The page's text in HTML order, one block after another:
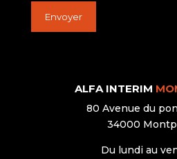
ALFA INTERIM
80 Avenue du
34000
Du lundi au